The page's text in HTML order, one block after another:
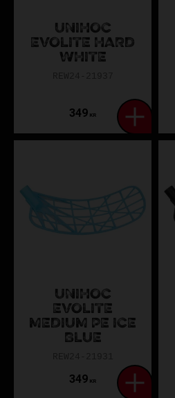
UNIHOC
EVOLITE HARD
WHITE
349 KR
UNIHOC
EVOLITE
MEDIUM PE ICE
BLUE
349 KR